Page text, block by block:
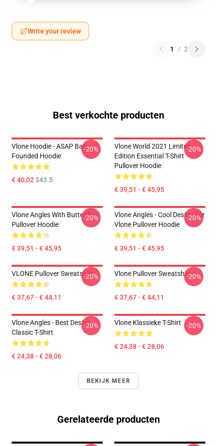
Write your review
1 / 2
Best verkochte producten
Vlone Hoodie - ASAP Bari
Founded Hoodie
€ 40,02$43.5
-20%
Vlone World 2021 Limited
Edition Essential T-Shirt
Pullover Hoodie
€ 39,51 - € 45,95
-20%
Vlone Angles With Butterflies
Pullover Hoodie
€ 39,51 - € 45,95
-20%
Vlone Angles - Cool Design For
Vlone Pullover Hoodie
€ 39,51 - € 45,95
-20%
VLONE Pullover Sweatshirt
€ 37,67 - € 44,11
-20% Vlone Pullover Sweatshirt
€ 37,67 - € 44,11
-20%
Vlone Angles - Best Design
Classic T-Shirt
€ 24,38 - € 28,06
-20% Vlone Klassieke T-Shirt
€ 24,38 - € 28,06
-20%
BEKIJK MEER
Gerelateerde producten